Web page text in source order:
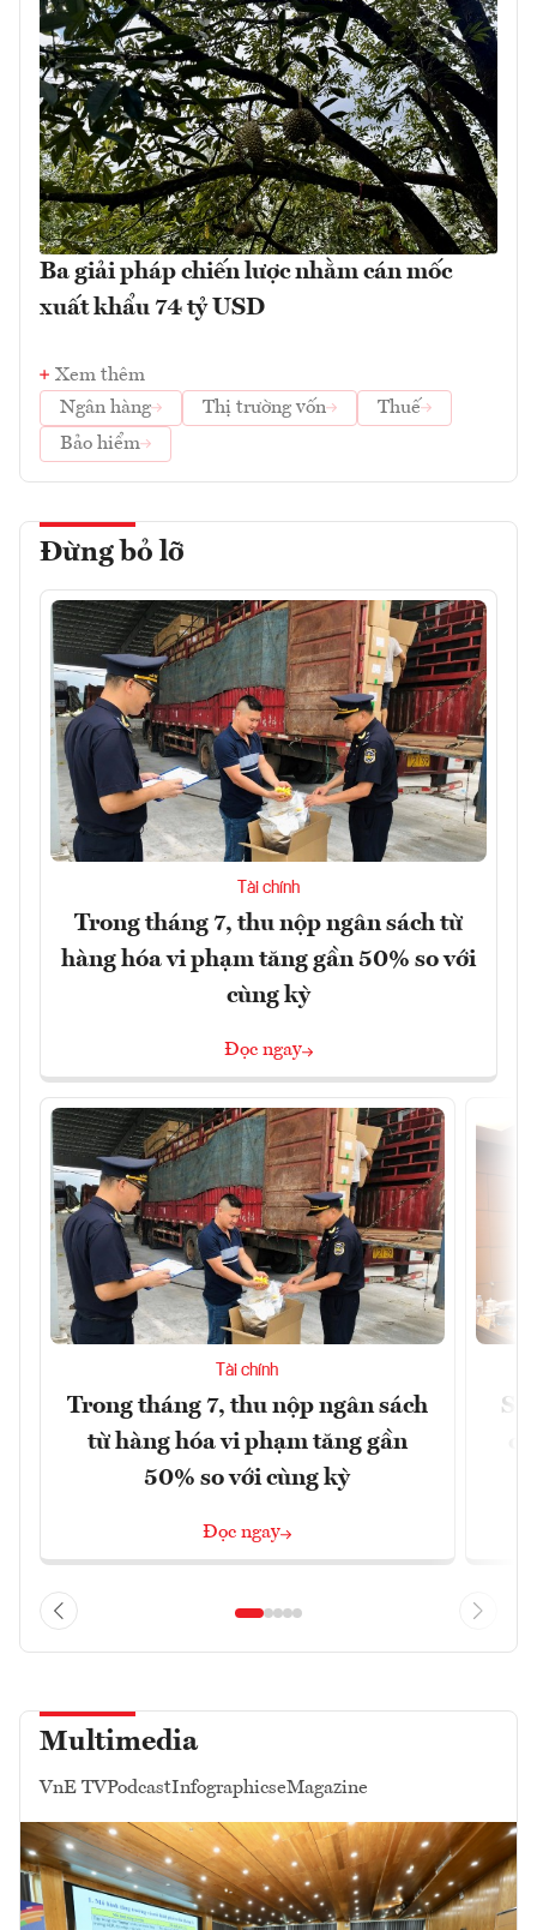
Ba giải pháp chiến lược nhằm cán mốc
xuất khẩu 74 tỷ USD
Xem thêm
Ngân hàng
Thị trường vốn
Thuế
Bảo hiểm
Đừng bỏ lỡ
Tài chính
Trong tháng 7, thu nộp ngân sách từ
hàng hóa vi phạm tăng gần 50% so với
cùng kỳ
Đọc ngay
Tài chính
Trong tháng 7, thu nộp ngân sách
từ hàng hóa vi phạm tăng gần
50% so với cùng kỳ
Đọc ngay
Multimedia
VnE TVPodcastInfographicseMagazine